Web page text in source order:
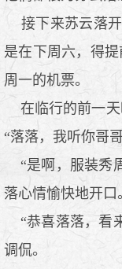
接下来苏云落开
是在下周六，得
周一的机票。
在临行的前一天
“落落，我听你哥
“是啊，服装秀
落心情愉快地开口
“恭喜落落，看
调侃。